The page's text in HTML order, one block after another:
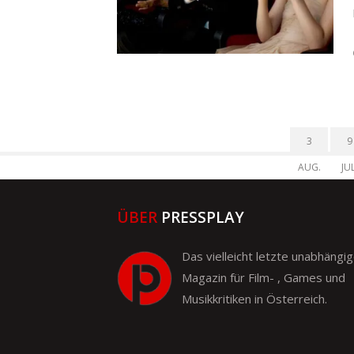
3
AUG.
9
ÜBER PRESSPLAY
Das vielleicht letzte
Magazin für Film- , Games und
Musikkritiken in Österreich.